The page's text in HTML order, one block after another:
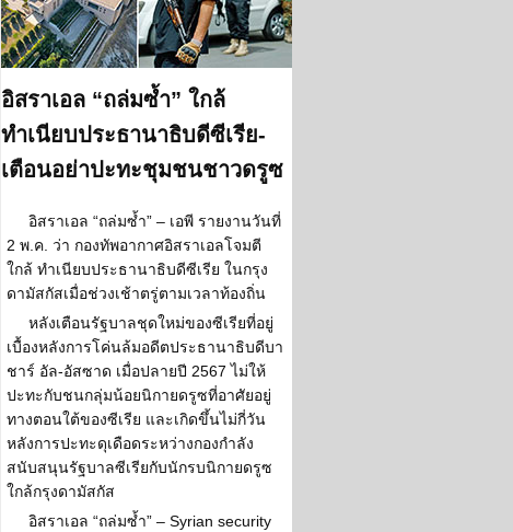
อิสราเอล “ถล่มซ้ำ” ใกล้
ทำเนียบประธานาธิบดีซีเรีย-
เตือนอย่าปะทะชุมชนชาวดรูซ
อิสราเอล “ถล่มซ้ำ” – เอพี รายงานวันที่
2 พ.ค. ว่า กองทัพอากาศอิสราเอลโจมตี
ใกล้ ทำเนียบประธานาธิบดีซีเรีย ในกรุง
ดามัสกัสเมื่อช่วงเช้าตรู่ตามเวลาท้องถิ่น
หลังเตือนรัฐบาลชุดใหม่ของซีเรียที่อยู่
เบื้องหลังการโค่นล้มอดีตประธานาธิบดีบา
ชาร์ อัล-อัสซาด เมื่อปลายปี 2567 ไม่ให้
ปะทะกับชนกลุ่มน้อยนิกายดรูซที่อาศัยอยู่
ทางตอนใต้ของซีเรีย และเกิดขึ้นไม่กี่วัน
หลังการปะทะดุเดือดระหว่างกองกำลัง
สนับสนุนรัฐบาลซีเรียกับนักรบนิกายดรูซ
ใกล้กรุงดามัสกัส
อิสราเอล “ถล่มซ้ำ” – Syrian security